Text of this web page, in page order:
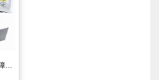
一次性心肺复苏急救训练屏障消毒面膜